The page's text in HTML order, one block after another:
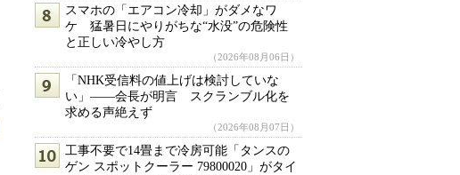
スマホの「エアコン冷却」がダメなワ
ケ 猛暑日にやりがちな“水没”の危険性
と正しい冷やし方
（2026年08月06日）
「NHK受信料の値上げは検討していな
い」――会長が明言 スクランブル化を
求める声絶えず
（2026年08月07日）
工事不要で14畳まで冷房可能「タンスの
ゲン スポットクーラー 79800020」がタイ